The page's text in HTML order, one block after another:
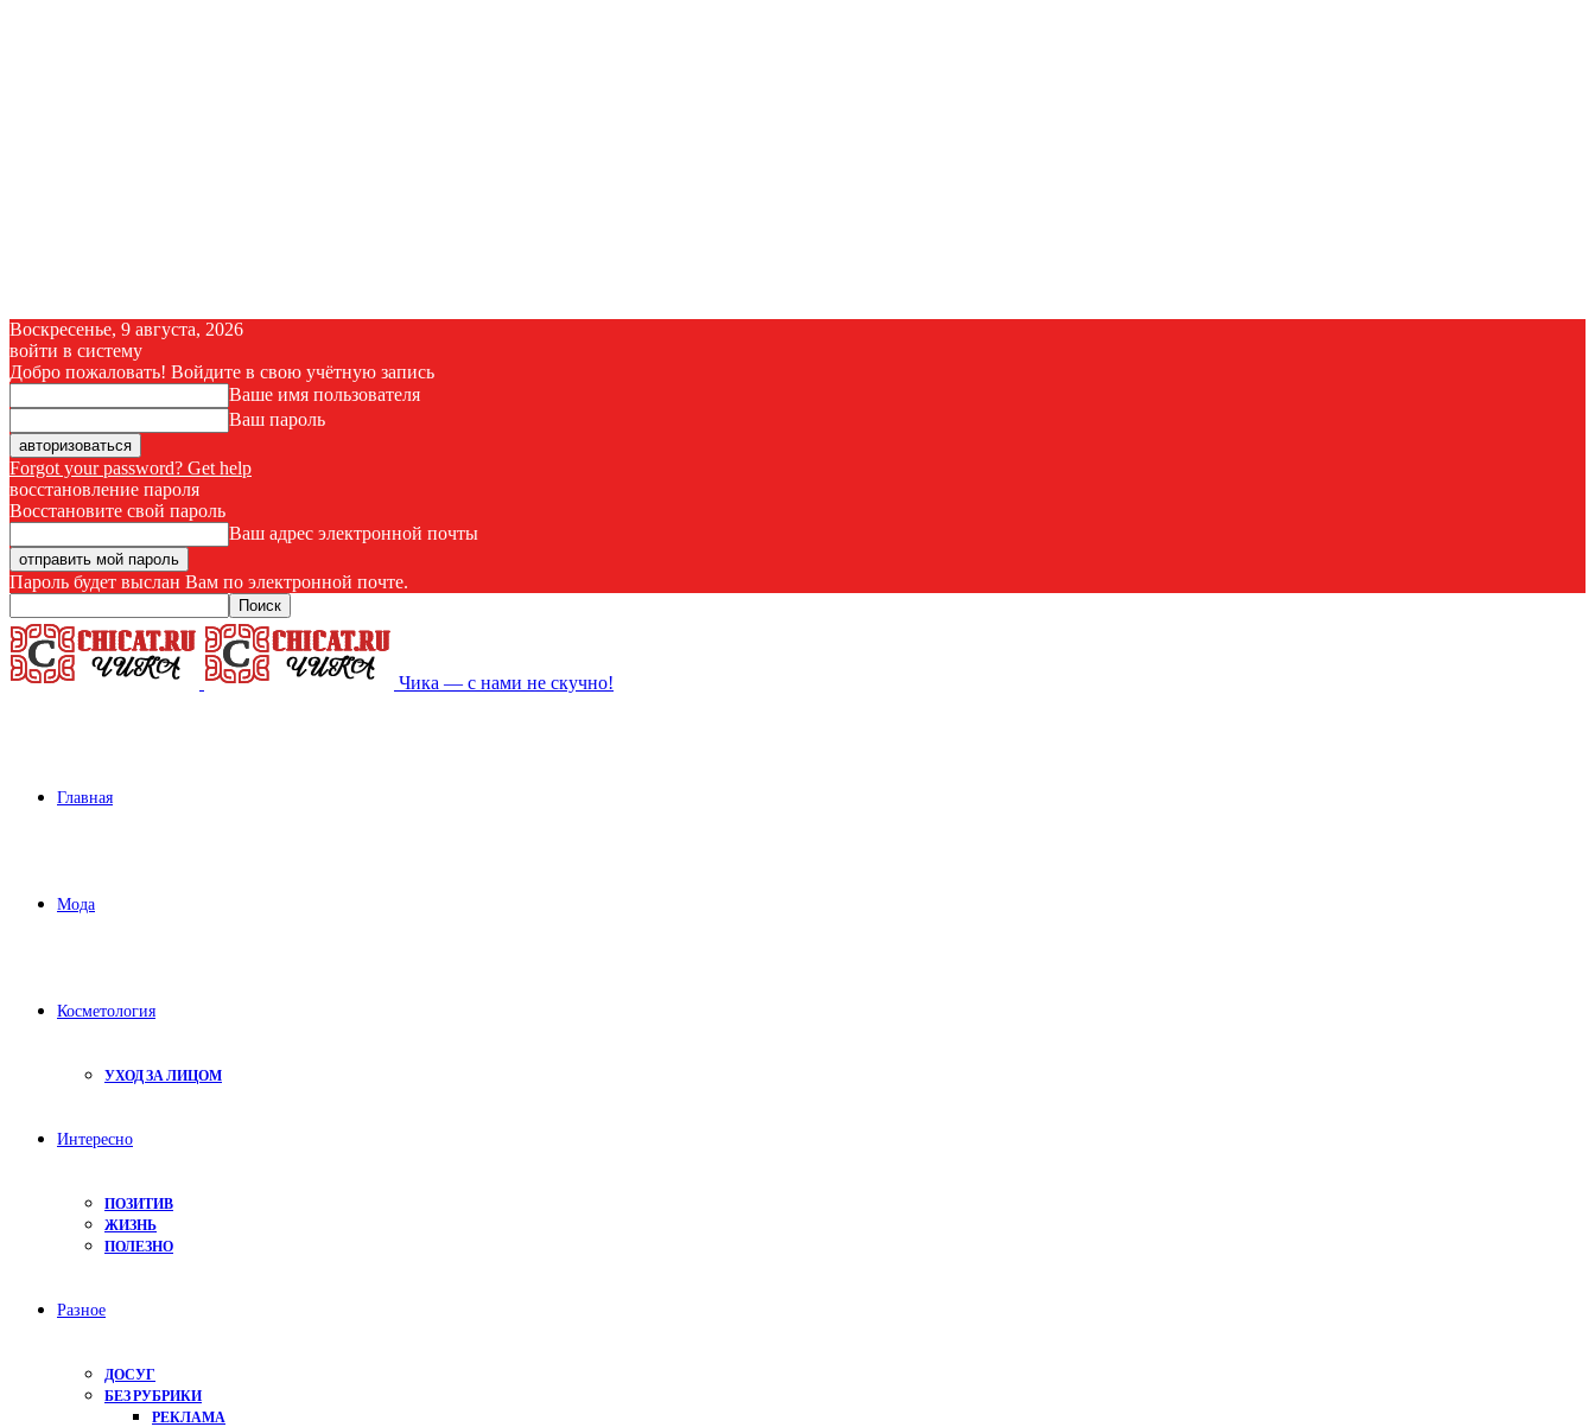
Воскресенье, 9 августа, 2026
войти в систему
Добро пожаловать! Войдите в свою учётную запись
Ваше имя пользователя
Ваш пароль
Forgot your password? Get help
восстановление пароля
Восстановите свой пароль
Ваш адрес электронной почты
Пароль будет выслан Вам по электронной почте.
Чика — с нами не скучно!
Главная
Мода
Косметология
УХОД ЗА ЛИЦОМ
Интересно
ПОЗИТИВ
ЖИЗНЬ
ПОЛЕЗНО
Разное
ДОСУГ
БЕЗ РУБРИКИ
РЕКЛАМА